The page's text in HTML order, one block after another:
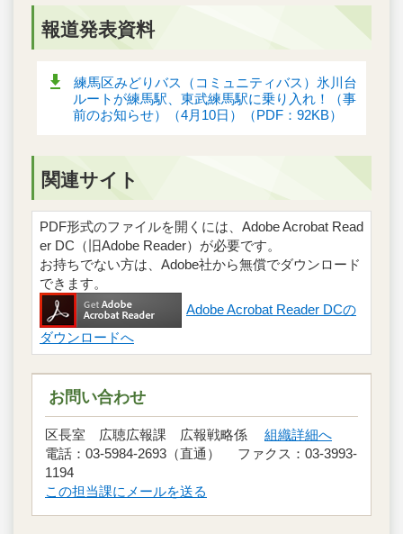
報道発表資料
練馬区みどりバス（コミュニティバス）氷川台
ルートが練馬駅、東武練馬駅に乗り入れ！（事
前のお知らせ）（4月10日）（PDF：92KB）
関連サイト
PDF形式のファイルを開くには、Adobe Acrobat Read
er DC（旧Adobe Reader）が必要です。
お持ちでない方は、Adobe社から無償でダウンロード
できます。
Adobe Acrobat Reader DCの
ダウンロードへ
お問い合わせ
区長室 広聴広報課 広報戦略係 組織詳細へ
電話：03-5984-2693（直通） ファクス：03-3993-
1194
この担当課にメールを送る